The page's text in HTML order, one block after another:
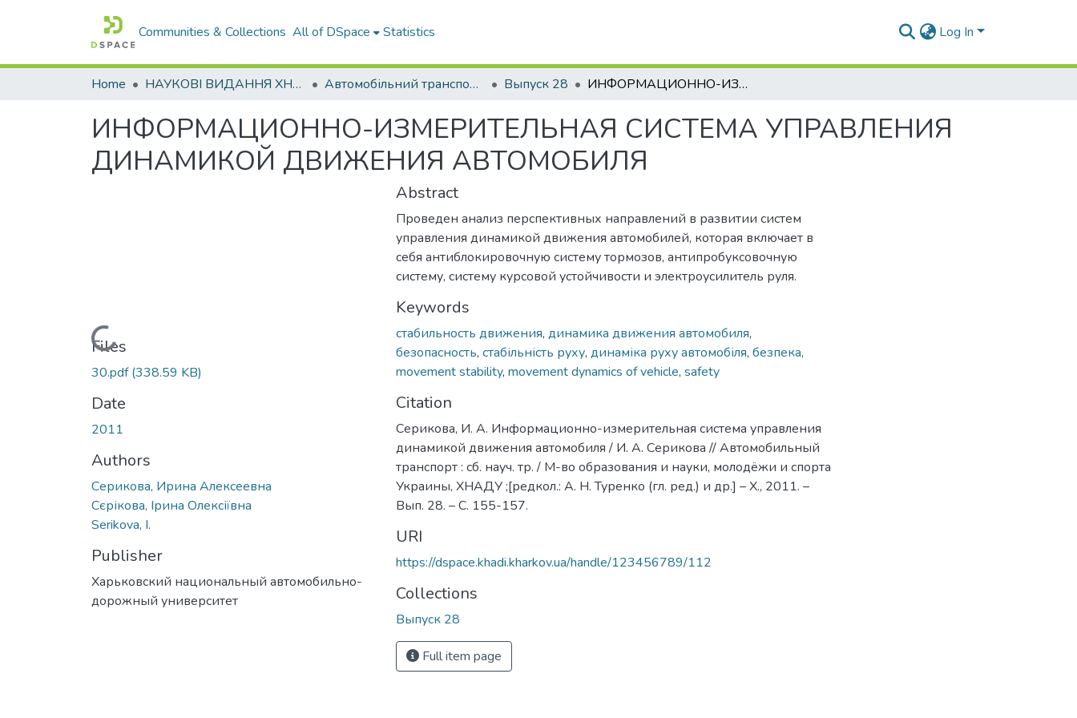
Communities & Collections All of DSpace Statistics Log In
Home НАУКОВІ ВИДАННЯ ХНАДУ Автомобільний транспорт / Автомобильный транспорт Выпуск 28 ИНФОРМАЦИОННО-ИЗМЕРИТЕЛЬНАЯ СИСТЕМА УПРАВЛЕНИЯ ДИНАМИКОЙ ДВИЖЕНИЯ АВТОМОБИЛЯ
ИНФОРМАЦИОННО-ИЗМЕРИТЕЛЬНАЯ СИСТЕМА УПРАВЛЕНИЯ
ДИНАМИКОЙ ДВИЖЕНИЯ АВТОМОБИЛЯ
Loading...
Files
30.pdf(338.59 KB)
Date
2011
Authors
Серикова, Ирина Алексеевна
Сєрікова, Ірина Олексіївна
Serikova, I.
Publisher
Харьковский национальный автомобильно-
дорожный университет
Abstract
Проведен анализ перспективных направлений в развитии систем
управления динамикой движения автомобилей, которая включает в
себя антиблокировочную систему тормозов, антипробуксовочную
систему, систему курсовой устойчивости и электроусилитель руля.
Keywords
стабильность движения, динамика движения автомобиля,
безопасность, стабільність руху, динаміка руху автомобіля, безпека,
movement stability, movement dynamics of vehicle, safety
Citation
Серикова, И. А. Информационно-измерительная система управления
динамикой движения автомобиля / И. А. Серикова // Автомобильный
транспорт : сб. науч. тр. / М-во образования и науки, молодёжи и спорта
Украины, ХНАДУ ;[редкол.: А. Н. Туренко (гл. ред.) и др.] – Х., 2011. –
Вып. 28. – С. 155-157.
URI
https://dspace.khadi.kharkov.ua/handle/123456789/112
Collections
Выпуск 28
Full item page